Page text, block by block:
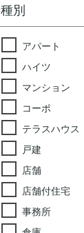
種別
アパート
ハイツ
マンション
コーポ
テラスハウス
戸建
店舗
店舗付住宅
事務所